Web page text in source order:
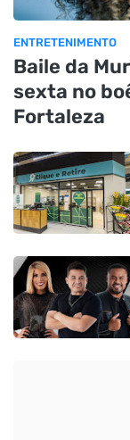
ENTRETENIMENTO
Baile da
sexta no
Fortaleza